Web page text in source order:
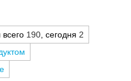
190 , сегодня 2